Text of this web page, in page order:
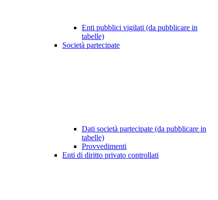
Enti pubblici vigilati (da pubblicare in
tabelle)
Società partecipate
Dati società partecipate (da pubblicare in
tabelle)
Provvedimenti
Enti di diritto privato controllati